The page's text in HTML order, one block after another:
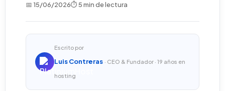
📅 15/06/2026⏱ 5 min de lectura
Escrito por
Luis Contreras · CEO & Fundador · 19 años en
hosting